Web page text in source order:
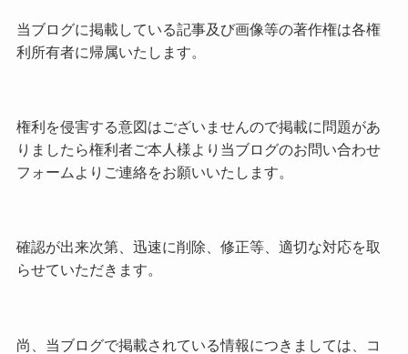
当ブログに掲載している記事及び画像等の著作権は各権
利所有者に帰属いたします。
権利を侵害する意図はございませんので掲載に問題があ
りましたら権利者ご本人様より当ブログのお問い合わせ
フォームよりご連絡をお願いいたします。
確認が出来次第、迅速に削除、修正等、適切な対応を取
らせていただきます。
尚、当ブログで掲載されている情報につきましては、コ